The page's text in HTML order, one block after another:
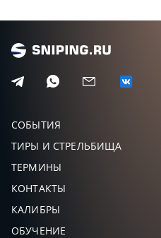
СОБЫТИЯ
ТИРЫ И СТРЕЛЬБИЩА
ТЕРМИНЫ
КОНТАКТЫ
КАЛИБРЫ
ОБУЧЕНИЕ